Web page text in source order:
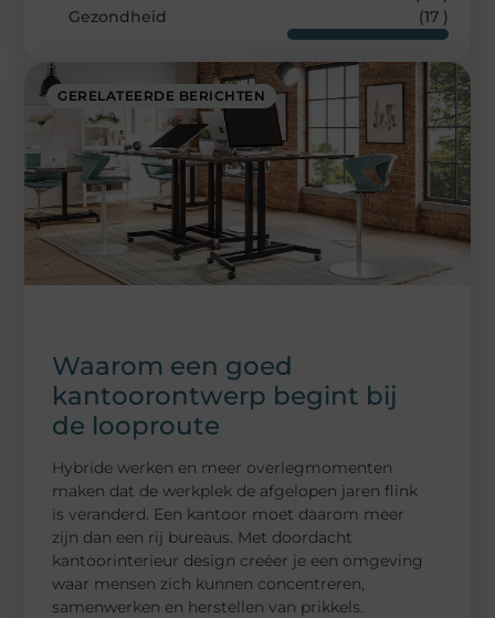
GERELATEERDE BERICHTEN
Waarom een goed
kantoorontwerp begint bij
de looproute
Hybride werken en meer overlegmomenten
maken dat de werkplek de afgelopen jaren flink
is veranderd. Een kantoor moet daarom meer
zijn dan een rij bureaus. Met doordacht
kantoorinterieur design creëer je een omgeving
waar mensen zich kunnen concentreren,
samenwerken en herstellen van prikkels.
Gezondheid
(17 )